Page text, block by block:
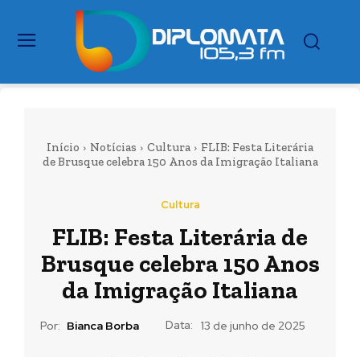
Início Notícias Cultura
FLIB: Festa Literária
de Brusque celebra 150 Anos da Imigração Italiana
Cultura
FLIB: Festa Literária de
Brusque celebra 150 Anos
da Imigração Italiana
Por: Bianca Borba Data: 13 de junho de 2025